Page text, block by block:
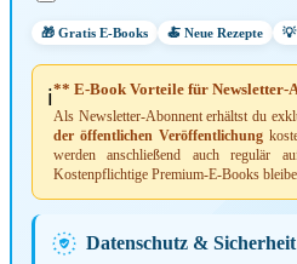
🎁 Gratis E-Books 🍝 Neue Rezepte
ℹ️** E-Book Vorteile für Newsletter-
Als Newsletter-Abonnent erhältst du
der öffentlichen Veröffentlichung
werden anschließend auch regulär
Kostenpflichtige Premium-E-Books
Datenschutz & Sicherheit